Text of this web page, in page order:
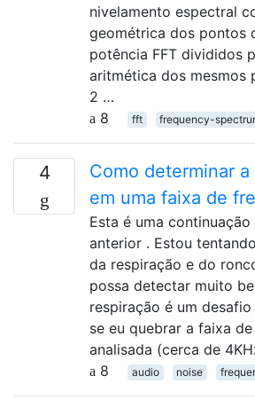
nivelamento espectral
geométrica dos pontos
potência FFT divididos
aritmética dos mesmos
2 …
8
fft frequency-
4
Como determinar
em uma faixa de
Esta é uma
anterior . Estou
da respiração e do
possa detectar muito
respiração é um
se eu quebrar a faixa
analisada (cerca de
8
audio noise